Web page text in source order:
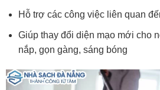
Hỗ trợ các công việc liên quan
Giúp thay đổi diện mạo mới cho
nắp, gọn gàng, sáng bóng